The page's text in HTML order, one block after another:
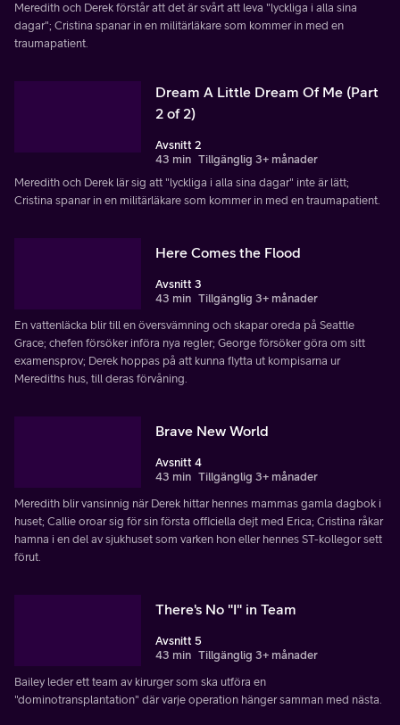
Meredith och Derek förstår att det är svårt att leva "lyckliga i alla sina
dagar"; Cristina spanar in en militärläkare som kommer in med en
traumapatient.
Dream A Little Dream Of Me (Part
2 of 2)
Avsnitt 2
43 min Tillgänglig 3+ månader
Meredith och Derek lär sig att "lyckliga i alla sina dagar" inte är lätt;
Cristina spanar in en militärläkare som kommer in med en traumapatient.
Here Comes the Flood
Avsnitt 3
43 min Tillgänglig 3+ månader
En vattenläcka blir till en översvämning och skapar oreda på Seattle
Grace; chefen försöker införa nya regler; George försöker göra om sitt
examensprov; Derek hoppas på att kunna flytta ut kompisarna ur
Merediths hus, till deras förvåning.
Brave New World
Avsnitt 4
43 min Tillgänglig 3+ månader
Meredith blir vansinnig när Derek hittar hennes mammas gamla dagbok i
huset; Callie oroar sig för sin första officiella dejt med Erica; Cristina råkar
hamna i en del av sjukhuset som varken hon eller hennes ST-kollegor sett
förut.
There's No "I" in Team
Avsnitt 5
43 min Tillgänglig 3+ månader
Bailey leder ett team av kirurger som ska utföra en
"dominotransplantation" där varje operation hänger samman med nästa.